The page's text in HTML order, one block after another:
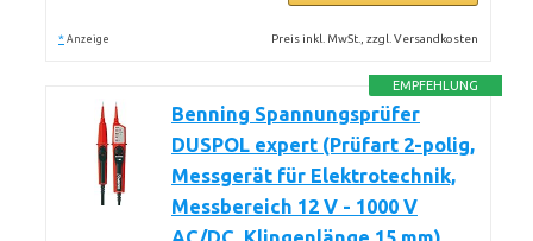
* Anzeige Preis inkl. MwSt., zzgl. Versandkosten
EMPFEHLUNG
Benning Spannungsprüfer
DUSPOL expert (Prüfart 2-polig,
Messgerät für Elektrotechnik,
Messbereich 12 V - 1000 V